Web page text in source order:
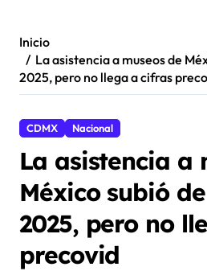
Inicio
La asistencia a museos de
2025, pero no llega a cifras
CDMX Nacional
La asistencia a
México subió
2025, pero no
precovid